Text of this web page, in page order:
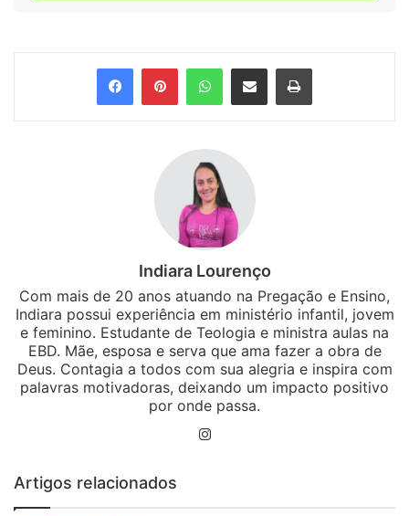
FacebookPinterestWhatsApp
Compartilhar via e-mail Imprimir
Indiara Lourenço
Com mais de 20 anos atuando na Pregação e Ensino,
Indiara possui experiência em ministério infantil, jovem
e feminino. Estudante de Teologia e ministra aulas na
EBD. Mãe, esposa e serva que ama fazer a obra de
Deus. Contagia a todos com sua alegria e inspira com
palavras motivadoras, deixando um impacto positivo
por onde passa.
Artigos relacionados